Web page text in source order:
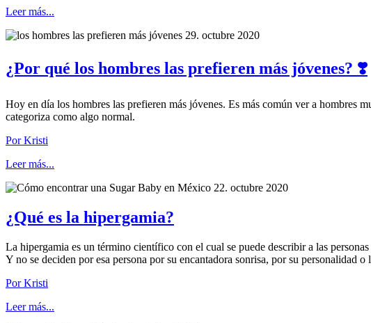
Leer más...
29. octubre 2020
¿Por qué los hombres las prefieren más jóvenes? ❣️
Hoy en día los hombres las prefieren más jóvenes. Es más común ver a hombres
categoriza como algo normal.
Por Kristi
Leer más...
22. octubre 2020
¿Qué es la hipergamia?
La hipergamia es un término científico con el cual se puede describir a las
Y no se deciden por esa persona por su encantadora sonrisa, por su personalidad
Por Kristi
Leer más...